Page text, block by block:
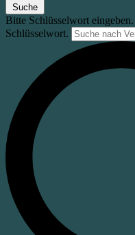
Suche
Bitte Schlüsselwort
Schlüsselwort.